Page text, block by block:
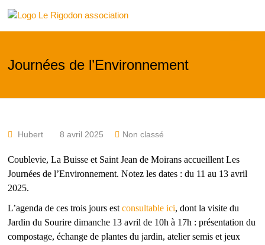
content
Le
Journées de l’Environnement
Hubert 8 avril 2025 Non classé
Coublevie, La Buisse et Saint Jean de Moirans accueillent Les
Journées de l’Environnement. Notez les dates : du 11 au 13 avril
2025.
L’agenda de ces trois jours estconsultable ici, dont la visite du
Jardin du Sourire dimanche 13 avril de 10h à 17h : présentation du
compostage, échange de plantes du jardin, atelier semis et jeux